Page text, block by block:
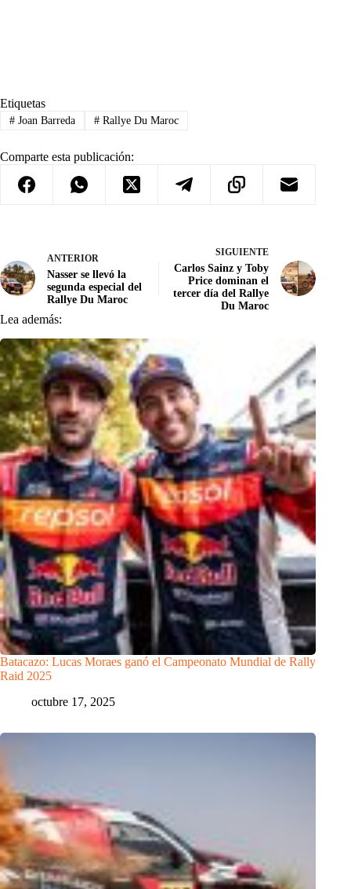
Etiquetas
#Joan Barreda #Rallye Du Maroc
Comparte esta publicación:
ANTERIOR
Nasser se llevó la
segunda especial del
Rallye Du Maroc
SIGUIENTE
Carlos Sainz y Toby
Price dominan el
tercer día del Rallye
Du Maroc
Lea además:
Batacazo: Lucas Moraes ganó el Campeonato Mundial de Rally
Raid 2025
octubre 17, 2025